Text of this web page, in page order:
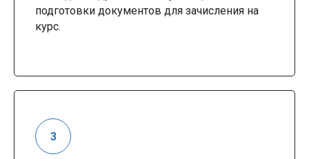
подготовки документов для зачисления на
курс.